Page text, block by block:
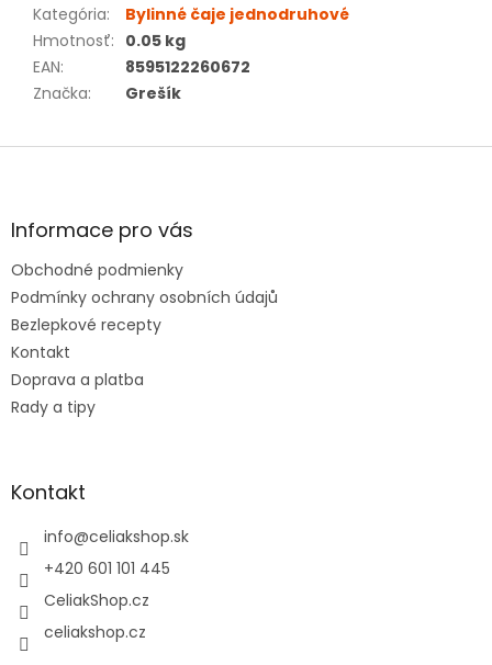
Kategória:
Bylinné čaje jednodruhové
Hmotnosť: 0.05 kg
EAN:
8595122260672
Značka: Grešík
Z
ä
e
Informace pro vás
Obchodné podmienky
Podmínky ochrany osobních údajů
Bezlepkové recepty
Kontakt
Doprava a platba
Rady a tipy
Kontakt
info@celiakshop.sk
+420 601 101 445
CeliakShop.cz
celiakshop.cz